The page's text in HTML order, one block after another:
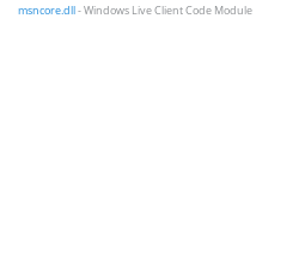
msncore.dll- Windows Live Client Code Module